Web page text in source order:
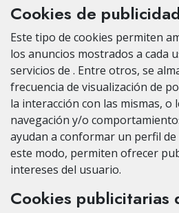
Cookies de
Este tipo de cookies permiten
los anuncios mostrados a cada
servicios de . Entre otros, se
frecuencia de visualización de
la interacción con las mismas, o
navegación y/o
ayudan a conformar un perfil
este modo, permiten ofrecer
intereses del usuario.
Cookies publicitarias